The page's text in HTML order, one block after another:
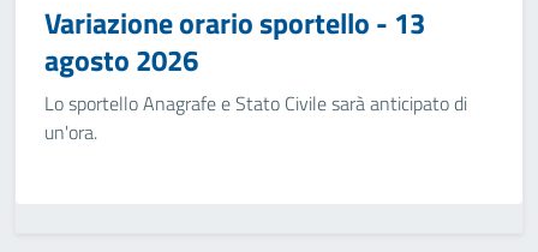
Variazione orario sportello - 13
agosto 2026
Lo sportello Anagrafe e Stato Civile sarà anticipato di
un'ora.